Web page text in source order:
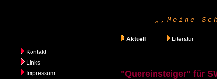
„,Meine
Aktuell
Literatur
Kontakt
Links
Impressum
"Quereinsteiger" für